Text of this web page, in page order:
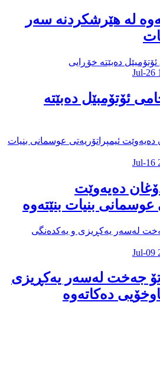
لە هێرشکردنە سەر
ئۆتۆمبێل دەبێتە
دەیەوێت
عوسمانی بنیات بنێتەوە
جەخت لەسەر یەکڕیزی
دەکاتەوە